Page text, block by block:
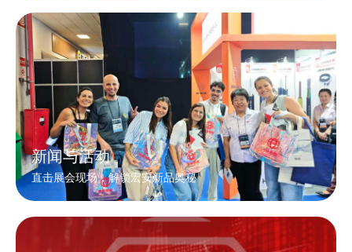
新闻与活动
直击展会现场，解锁宏安新品奥秘